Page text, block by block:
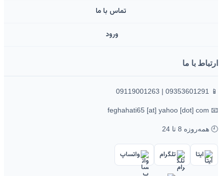
تماس با ما
ورود ‌
ارتباط با ما
📱 09353601291 | 09119001263
📧 feghahati65 [at] yahoo [dot] com
🕘 همه‌روزه 8 تا 24
ایتا تلگرام واتساپ